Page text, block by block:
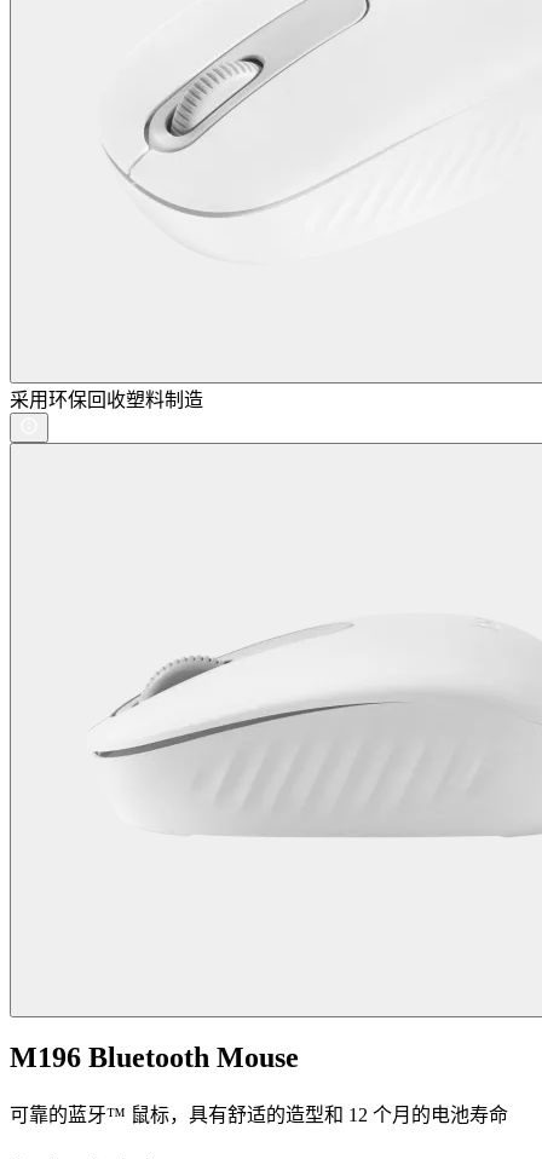
采用环保回收塑料制造
M196 Bluetooth Mouse
可靠的蓝牙™ 鼠标，具有舒适的造型和 12 个月的电池寿命